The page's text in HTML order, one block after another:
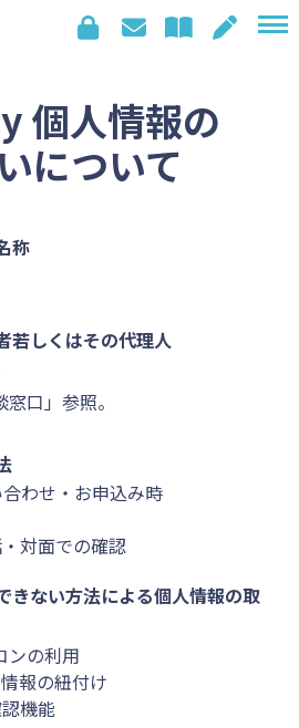
用例・サービス
料金
ミナー情報
個人情報の
について
称
若しくはその代理人
口」参照。
わせ・お申込み時
対面での確認
きない方法による個人情報の取
ンの利用
報の紐付け
機能